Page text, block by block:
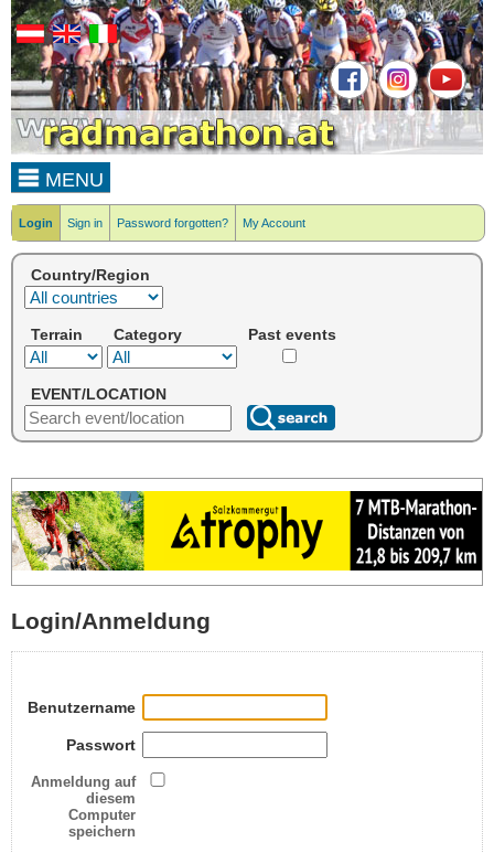
MENU
Login Sign in Password forgotten? My Account
Country/Region
Terrain Category Past events
EVENT/LOCATION
Login/Anmeldung
Benutzername
Passwort
Anmeldung auf
diesem
Computer
speichern